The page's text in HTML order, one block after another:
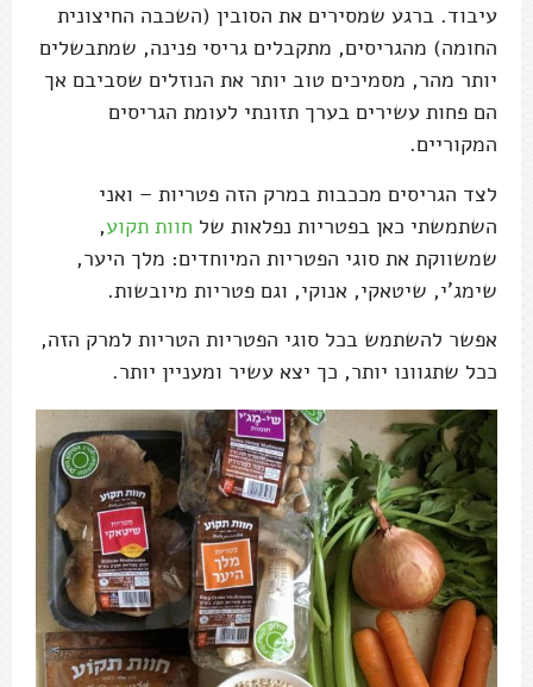
עיבוד. ברגע שמסירים את הסובין (השכבה החיצונית
החומה) מהגריסים, מתקבלים גריסי פנינה, שמתבשלים
יותר מהר, מסמיכים טוב יותר את הנוזלים שסביבם אך
הם פחות עשירים בערך תזונתי לעומת הגריסים
המקוריים.
לצד הגריסים מככבות במרק הזה פטריות – ואני
השתמשתי כאן בפטריות נפלאות של חוות תקוע,
שמשווקת את סוגי הפטריות המיוחדים: מלך היער,
שימג'י, שיטאקי, אנוקי, וגם פטריות מיובשות.
אפשר להשתמש בכל סוגי הפטריות הטריות למרק הזה,
ככל שתגוונו יותר, כך יצא עשיר ומעניין יותר.